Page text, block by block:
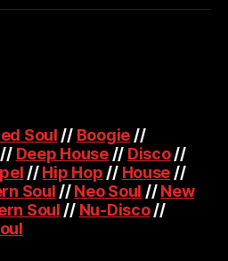
Soul // Boogie //
// Deep House// Disco//
//Hip Hop // House //
Soul //Neo Soul //New
Soul // Nu-Disco//